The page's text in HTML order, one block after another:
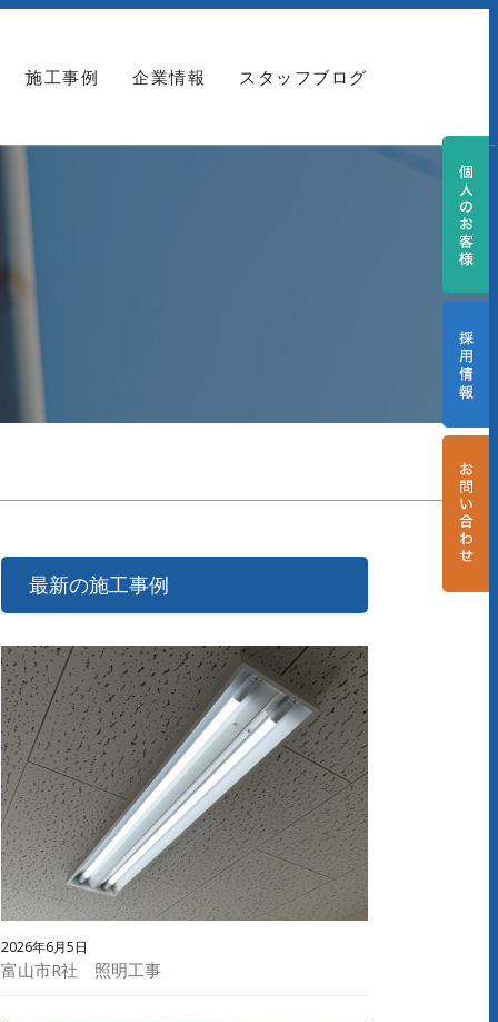
施工事例 企業情報 スタッフブログ
最新の施工事例
2026年6月5日
富山市R社 照明工事